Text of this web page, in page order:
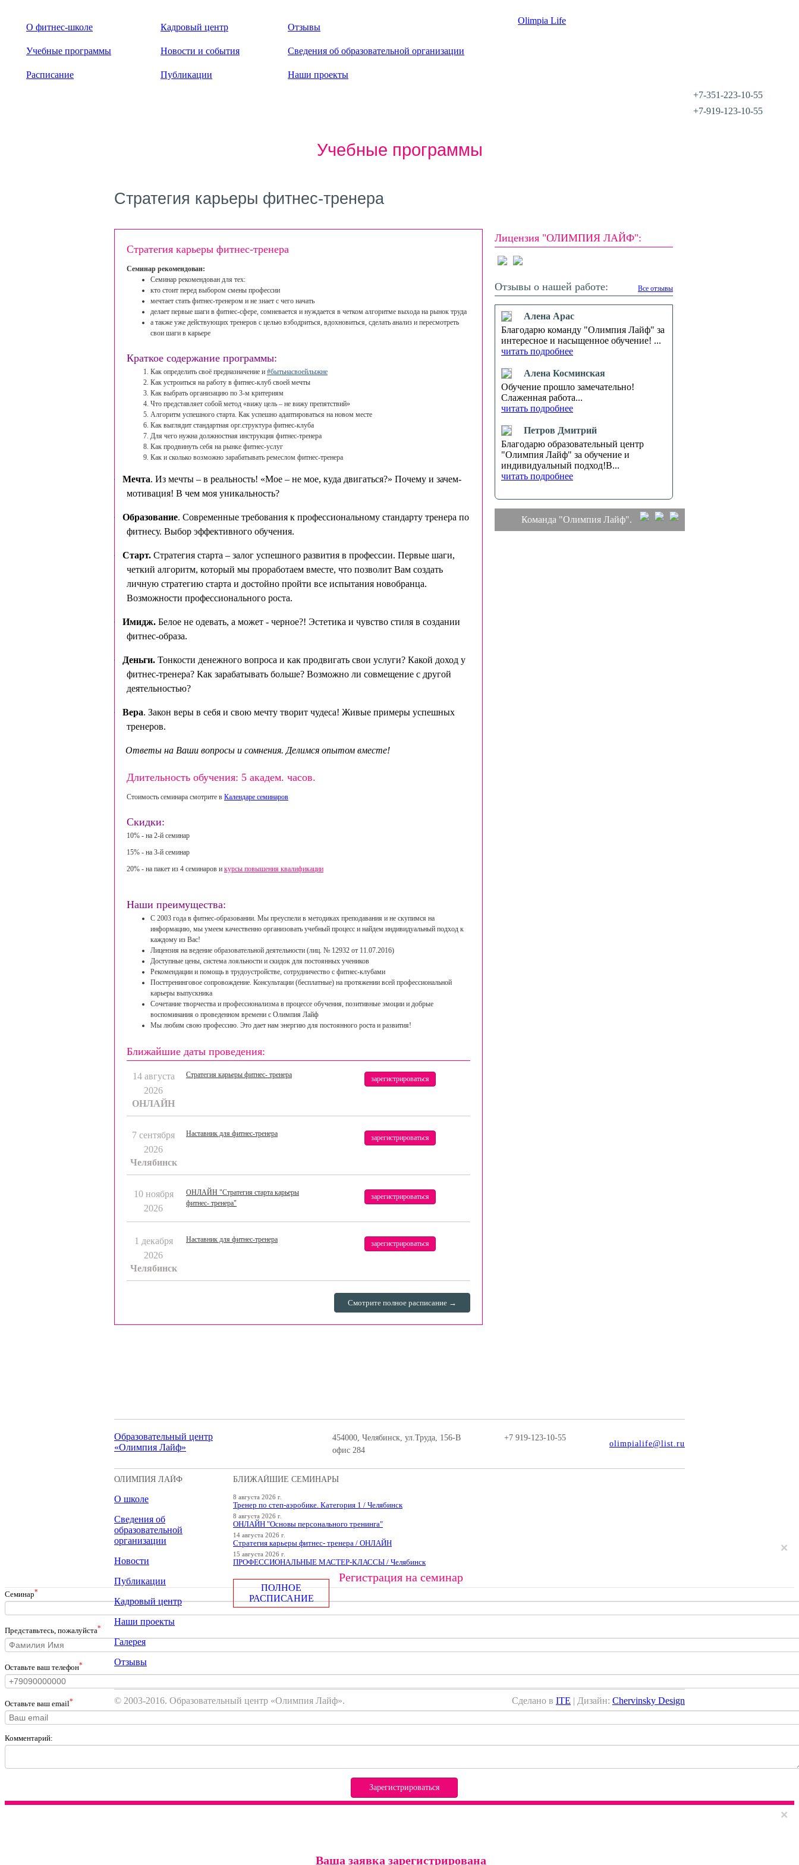
О фитнес-школе Кадровый центр Отзывы
Учебные программы Новости и события Сведения об образовательной организации
Расписание Публикации Наши проекты
Olimpia Life
+7-351-223-10-55
+7-919-123-10-55
Учебные программы
Стратегия карьеры фитнес-тренера
Стратегия карьеры фитнес-тренера
Семинар рекомендован:
Семинар рекомендован для тех:
кто стоит перед выбором смены профессии
мечтает стать фитнес-тренером и не знает с чего начать
делает первые шаги в фитнес-сфере, сомневается и нуждается в четком алгоритме выхода на рынок труда
а также уже действующих тренеров с целью взбодриться, вдохновиться, сделать анализ и пересмотреть
свои шаги в карьере
Краткое содержание программы:
Как определить своё предназначение и #бытьнасвоейлыжне
Как устроиться на работу в фитнес-клуб своей мечты
Как выбрать организацию по 3-м критериям
Что представляет собой метод «вижу цель – не вижу препятствий»
Алгоритм успешного старта. Как успешно адаптироваться на новом месте
Как выглядит стандартная орг.структура фитнес-клуба
Для чего нужна должностная инструкция фитнес-тренера
Как продвинуть себя на рынке фитнес-услуг
Как и сколько возможно зарабатывать ремеслом фитнес-тренера
· Мечта. Из мечты – в реальность! «Мое – не мое, куда двигаться?» Почему и зачем-
мотивация! В чем моя уникальность?
· Образование. Современные требования к профессиональному стандарту тренера по
фитнесу. Выбор эффективного обучения.
· Старт. Стратегия старта – залог успешного развития в профессии. Первые шаги,
четкий алгоритм, который мы проработаем вместе, что позволит Вам создать
личную стратегию старта и достойно пройти все испытания новобранца.
Возможности профессионального роста.
· Имидж. Белое не одевать, а может - черное?! Эстетика и чувство стиля в создании
фитнес-образа.
· Деньги. Тонкости денежного вопроса и как продвигать свои услуги? Какой доход у
фитнес-тренера? Как зарабатывать больше? Возможно ли совмещение с другой
деятельностью?
· Вера. Закон веры в себя и свою мечту творит чудеса! Живые примеры успешных
тренеров.
Ответы на Ваши вопросы и сомнения. Делимся опытом вместе!
Длительность обучения: 5 академ. часов.
Стоимость семинара смотрите в Календаре семинаров
Скидки:
10% - на 2-й семинар
15% - на 3-й семинар
20% - на пакет из 4 семинаров и курсы повышения квалификации
Наши преимущества:
С 2003 года в фитнес-образовании. Мы преуспели в методиках преподавания и не скупимся на
информацию, мы умеем качественно организовать учебный процесс и найдем индивидуальный подход к
каждому из Вас!
Лицензия на ведение образовательной деятельности (лиц. № 12932 от 11.07.2016)
Доступные цены, система лояльности и скидок для постоянных учеников
Рекомендации и помощь в трудоустройстве, сотрудничество с фитнес-клубами
Посттренинговое сопровождение. Консультации (бесплатные) на протяжении всей профессиональной
карьеры выпускника
Сочетание творчества и профессионализма в процессе обучения, позитивные эмоции и добрые
воспоминания о проведенном времени с Олимпия Лайф
Мы любим свою профессию. Это дает нам энергию для постоянного роста и развития!
Ближайшие даты проведения:
14 августа
2026
ОНЛАЙН
Стратегия карьеры фитнес- тренера зарегистрироваться
7 сентября
2026
Челябинск
Наставник для фитнес-тренера зарегистрироваться
10 ноября
2026
ОНЛАЙН "Стратегия старта карьеры
фитнес- тренера"
зарегистрироваться
1 декабря
2026
Челябинск
Наставник для фитнес-тренера зарегистрироваться
Смотрите полное расписание →
Лицензия "ОЛИМПИЯ ЛАЙФ":
Отзывы о нашей работе: Все отзывы
Алена Арас
Благодарю команду "Олимпия Лайф" за
интересное и насыщенное обучение! ...
читать подробнее
Алена Косминская
Обучение прошло замечательно!
Слаженная работа...
читать подробнее
Петров Дмитрий
Благодарю образовательный центр
"Олимпия Лайф" за обучение и
индивидуальный подход!В...
читать подробнее
Команда "Олимпия Лайф".
Образовательный центр
«Олимпия Лайф»
olimpialife@list.ru
+7 919-123-10-55
454000, Челябинск, ул.Труда, 156-В
офис 284
ОЛИМПИЯ ЛАЙФ
О школе
Сведения об
образовательной
организации
Новости
Публикации
Кадровый центр
Наши проекты
Галерея
Отзывы
БЛИЖАЙШИЕ СЕМИНАРЫ
8 августа 2026 г.
Тренер по степ-аэробике. Категория 1 / Челябинск
8 августа 2026 г.
ОНЛАЙН "Основы персонального тренинга"
14 августа 2026 г.
Стратегия карьеры фитнес- тренера / ОНЛАЙН
15 августа 2026 г.
ПРОФЕССИОНАЛЬНЫЕ МАСТЕР-КЛАССЫ / Челябинск
ПОЛНОЕ
РАСПИСАНИЕ
© 2003-2016. Образовательный центр «Олимпия Лайф». Сделано в ITE | Дизайн: Chervinsky Design
×
Регистрация на семинар
Cеминар*
Представьтесь, пожалуйста*
Оставьте ваш телефон*
Оставьте ваш email*
Комментарий:
Зарегистрироваться
×
Ваша заявка зарегистрирована